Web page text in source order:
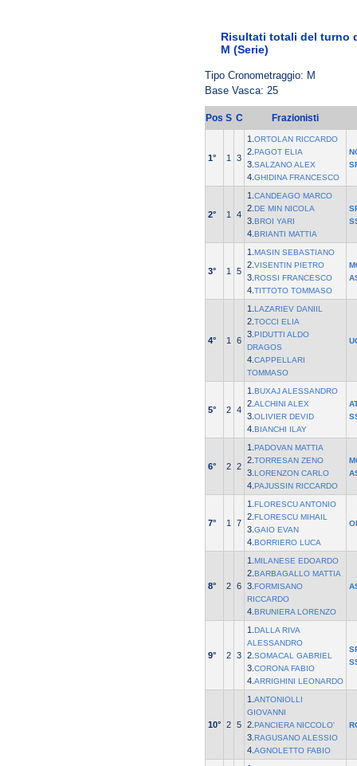
Risultati totali del turno
M (Serie)
Tipo Cronometraggio: M
Base Vasca: 25
Pos S C Frazionisti
1° 1 3
1. ORTOLAN RICCARDO
2. PAGOT ELIA
3. SALZANO ALEX
4. GHIDINA FRANCESCO
2° 1 4
1. CANDEAGO MARCO
2. DE MIN NICOLA
3. BROI YARI
4. BRIANTI MATTIA
3° 1 5
1. MASIN SEBASTIANO
2. VISENTIN PIETRO
3. ROSSI FRANCESCO
4. TITTOTO TOMMASO
4° 1 6
1. LAZARIEV DANIIL
2. TOCCI ELIA
3. PIDUTTI ALDO
DRAGOS
4. CAPPELLARI
TOMMASO
5° 2 4
1. BUXAJ ALESSANDRO
2. ALCHINI ALEX
3. OLIVIER DEVID
4. BIANCHI ILAY
6° 2 2
1. PADOVAN MATTIA
2. TORRESAN ZENO
3. LORENZON CARLO
4. PAJUSSIN RICCARDO
7° 1 7
1. FLORESCU ANTONIO
2. FLORESCU MIHAIL
3. GAIO EVAN
4. BORRIERO LUCA
8° 2 6
1. MILANESE EDOARDO
2. BARBAGALLO MATTIA
3. FORMISANO
RICCARDO
4. BRUNIERA LORENZO
9° 2 3
1. DALLA RIVA
ALESSANDRO
2. SOMACAL GABRIEL
3. CORONA FABIO
4. ARRIGHINI LEONARDO
10° 2 5
1. ANTONIOLLI
GIOVANNI
2. PANCIERA NICCOLO'
3. RAGUSANO ALESSIO
4. AGNOLETTO FABIO